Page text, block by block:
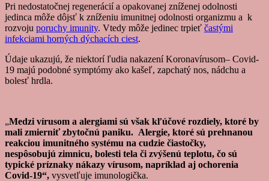
Pri nedostatočnej regenerácií a opakovanej zníženej odolnosti
jedinca môže dôjsť k zníženiu imunitnej odolnosti organizmu a k
rozvoju poruchy imunity. Vtedy môže jedinec trpieť častými
infekciami horných dýchacích ciest.
Údaje ukazujú, že niektorí ľudia nakazení Koronavírusom– Covid-
19 majú podobné symptómy ako kašeľ, zapchatý nos, nádchu a
bolesť hrdla.
„Medzi vírusom a alergiami sú však kľúčové rozdiely, ktoré by
mali zmierniť zbytočnú paniku. Alergie, ktoré sú prehnanou
reakciou imunitného systému na cudzie čiastočky,
nespôsobujú zimnicu, bolesti tela či zvýšenú teplotu, čo sú
typické príznaky nákazy vírusom, napríklad aj ochorenia
Covid-19“, vysvetľuje imunologička.